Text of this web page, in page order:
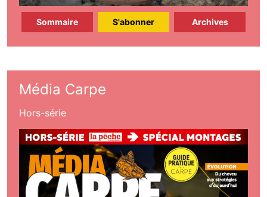
Sommaire S'abonner Archives
Média Carpe
Hors-série